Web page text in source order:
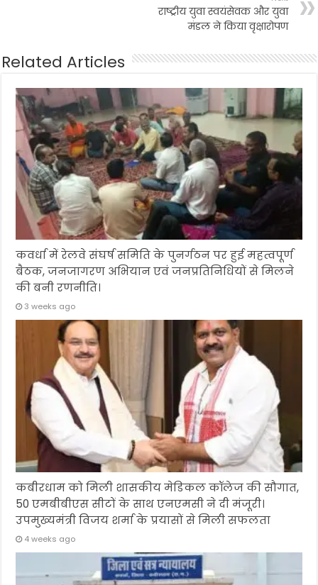
राष्ट्रीय युवा स्वयंसेवक और युवा
मंडल ने किया वृक्षारोपण
Related Articles
कवर्धा में रेलवे संघर्ष समिति के पुनर्गठन पर हुई महत्वपूर्ण
बैठक, जनजागरण अभियान एवं जनप्रतिनिधियों से मिलने
की बनी रणनीति।
3 weeks ago
कबीरधाम को मिली शासकीय मेडिकल कॉलेज की सौगात,
50 एमबीबीएस सीटों के साथ एनएमसी ने दी मंजूरी।
उपमुख्यमंत्री विजय शर्मा के प्रयासों से मिली सफलता
4 weeks ago